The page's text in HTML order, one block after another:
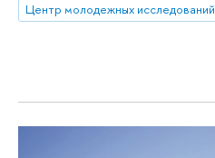
Центр молодежных исследований